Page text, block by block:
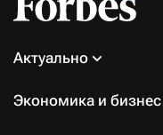
Актуально
Экономика и бизнес